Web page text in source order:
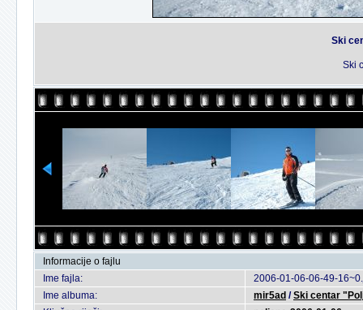
Ski
Ski
Informacije o fajlu
Ime fajla:
2006-01-06-06-49-
Ime albuma:
mir5ad /Ski centar